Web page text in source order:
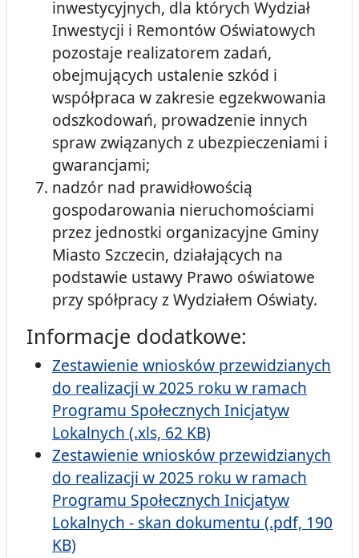
inwestycyjnych, dla których Wydział
Inwestycji i Remontów Oświatowych
pozostaje realizatorem zadań,
obejmujących ustalenie szkód i
współpraca w zakresie egzekwowania
odszkodowań, prowadzenie innych
spraw związanych z ubezpieczeniami i
gwarancjami;
nadzór nad prawidłowością
gospodarowania nieruchomościami
przez jednostki organizacyjne Gminy
Miasto Szczecin, działających na
podstawie ustawy Prawo oświatowe
przy spółpracy z Wydziałem Oświaty.
Informacje dodatkowe:
Zestawienie wniosków przewidzianych
do realizacji w 2025 roku w ramach
Programu Społecznych Inicjatyw
Lokalnych (.xls, 62 KB)
Zestawienie wniosków przewidzianych
do realizacji w 2025 roku w ramach
Programu Społecznych Inicjatyw
Lokalnych - skan dokumentu (.pdf, 190
KB)